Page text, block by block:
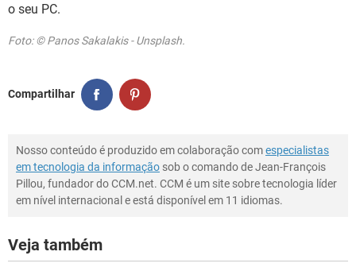
o seu PC.
Foto: © Panos Sakalakis - Unsplash.
Compartilhar
Nosso conteúdo é produzido em colaboração comespecialistas
em tecnologia da informação sob o comando de Jean-François
Pillou, fundador do CCM.net. CCM é um site sobre tecnologia líder
em nível internacional e está disponível em 11 idiomas.
Veja também